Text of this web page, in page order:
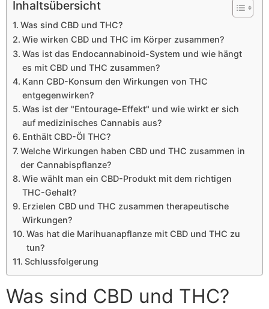
Inhaltsübersicht
Was sind CBD und THC?
Wie wirken CBD und THC im Körper zusammen?
Was ist das Endocannabinoid-System und wie hängt
es mit CBD und THC zusammen?
Kann CBD-Konsum den Wirkungen von THC
entgegenwirken?
Was ist der "Entourage-Effekt" und wie wirkt er sich
auf medizinisches Cannabis aus?
Enthält CBD-Öl THC?
Welche Wirkungen haben CBD und THC zusammen in
der Cannabispflanze?
Wie wählt man ein CBD-Produkt mit dem richtigen
THC-Gehalt?
Erzielen CBD und THC zusammen therapeutische
Wirkungen?
Was hat die Marihuanapflanze mit CBD und THC zu
tun?
Schlussfolgerung
Was sind CBD und THC?